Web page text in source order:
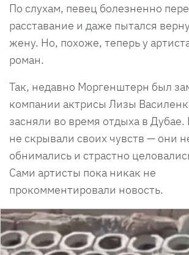
По слухам, певец болезненно
расставание и даже пытался
жену. Но, похоже, теперь у
роман.
Так, недавно Моргенштерн был
компании актрисы Лизы
засняли во время отдыха в
не скрывали своих чувств — они
обнимались и страстно
Сами артисты пока никак не
прокомментировали новость.